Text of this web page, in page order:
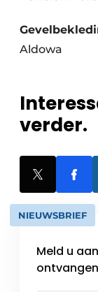
Aldowa
verder.
NIEUWSBRIEF
Meld u